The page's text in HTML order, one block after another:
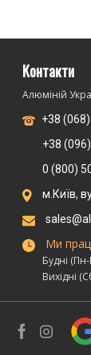
Контакти
Алюміній
+38
+38
0 (800)
м.Київ,
Ми
Будні (Пн-
Вихідні